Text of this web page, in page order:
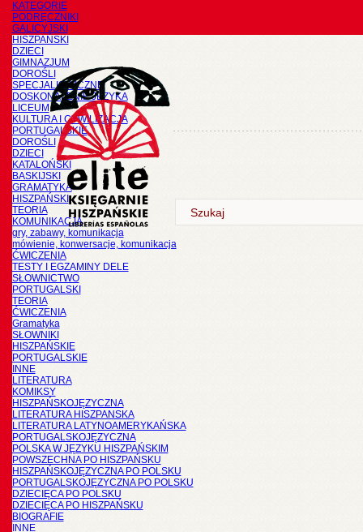
KATEGORIE
PODRĘCZNIKI
GALICYJSKI
HISZPAŃSKI
DZIECI
GIMNAZJUM
DOROŚLI
SPECJALISTYCZNE
DOSKONALENIE JĘZYKA
LICEUM
KULTURA I CYWILIZACJA
PORTUGALSKIE
DOROŚLI
DZIECI
KATALOŃSKI
BASKIJSKI
GRAMATYKA
HISZPAŃSKI
TEORIA
KOMUNIKACJA
gry, zabawy, komunikacja
mówienie, konwersacje, komunikacja
ĆWICZENIA
TESTY I EGZAMINY DELE
SŁOWNICTWO
PORTUGALSKI
TEORIA
ĆWICZENIA
Gramatyka
SŁOWNIKI
HISZPAŃSKIE
PORTUGALSKIE
INNE
LITERATURA
KOMIKSY
HISZPAŃSKOJĘZYCZNA
LITERATURA HISZPANSKA
LITERATURA LATYNOAMERYKAŃSKA
PORTUGALSKOJĘZYCZNA
POLSKA W JĘZYKU HISZPAŃSKIM
POWSZECHNA PO HISZPAŃSKU
HISZPAŃSKOJĘZYCZNA PO POLSKU
PORTUGALSKOJĘZYCZNA PO POLSKU
DZIECIĘCA PO POLSKU
DZIECIĘCA PO HISZPAŃSKU
BIOGRAFIE
INNE